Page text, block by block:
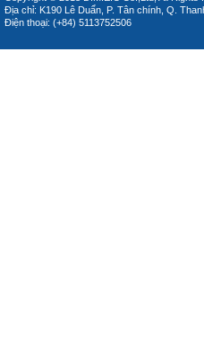
Địa chỉ: K190 Lê Duẩn, P. Tân chính, Q.
Điện thoại: (+84) 5113752506